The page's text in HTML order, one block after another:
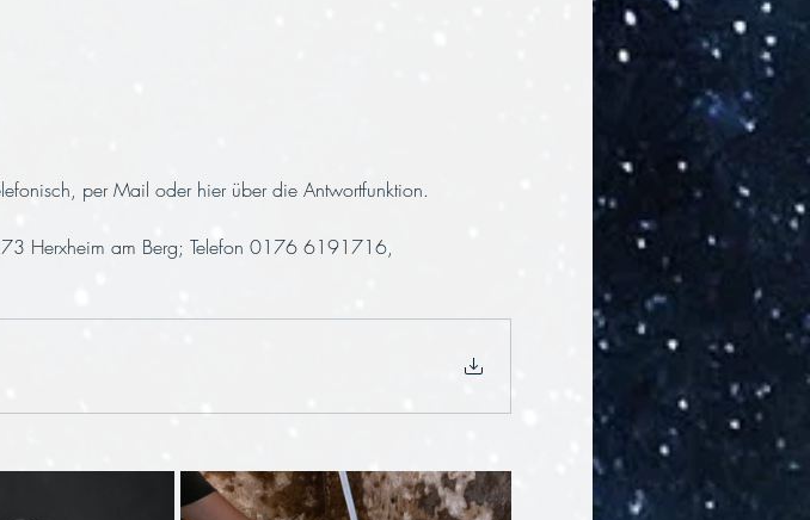
per Mail oder hier über die Antwortfunktion.
Herxheim am Berg; Telefon 0176 6191716,